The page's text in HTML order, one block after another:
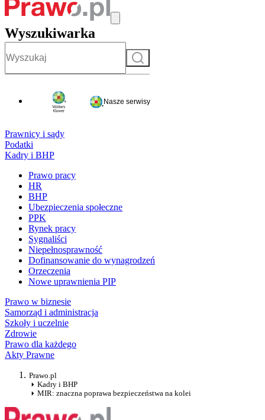
Wyszukiwarka
Szukaj
Nasze serwisy
Prawnicy i sądy
Podatki
Kadry i BHP
Prawo pracy
HR
BHP
Ubezpieczenia społeczne
PPK
Rynek pracy
Sygnaliści
Niepełnosprawność
Dofinansowanie do wynagrodzeń
Orzeczenia
Nowe uprawnienia PIP
Prawo w biznesie
Samorząd i administracja
Szkoły i uczelnie
Zdrowie
Prawo dla każdego
Akty Prawne
Prawo.pl
Kadry i BHP
MIR: znaczna poprawa bezpieczeństwa na kolei